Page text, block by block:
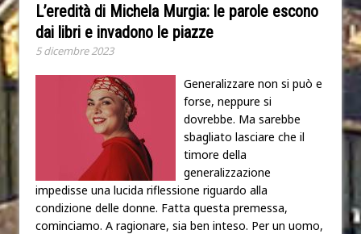
L’eredità di Michela Murgia: le parole escono
dai libri e invadono le piazze
5 dicembre 2023
Generalizzare non si può e
forse, neppure si
dovrebbe. Ma sarebbe
sbagliato lasciare che il
timore della
generalizzazione
impedisse una lucida riflessione riguardo alla
condizione delle donne. Fatta questa premessa,
cominciamo. A ragionare, sia ben inteso. Per un uomo,